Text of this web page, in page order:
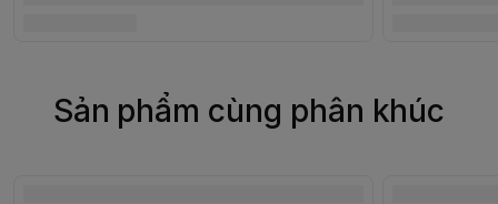
Sản phẩm cùng phân khúc